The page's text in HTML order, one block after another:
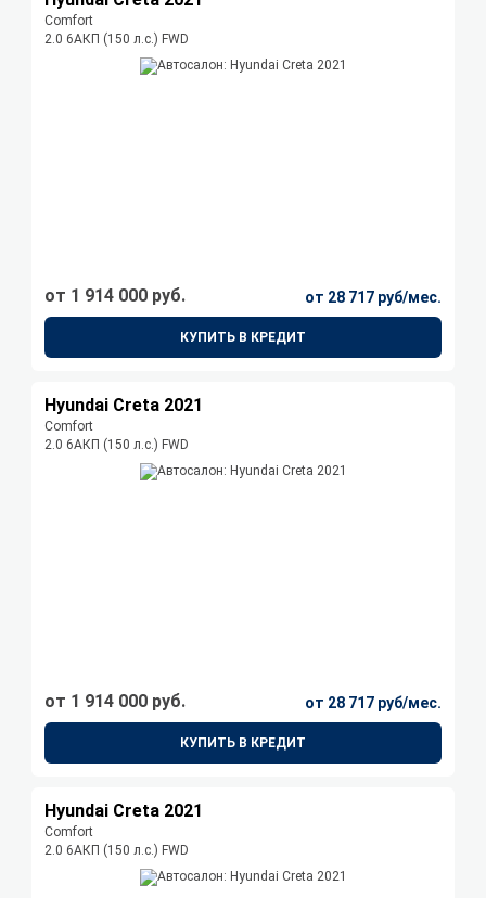
Comfort
2.0 6AКП (150 л.с.) FWD
от 1 914 000 руб. от 28 717 руб/мес.
КУПИТЬ В КРЕДИТ
Hyundai Creta 2021
Comfort
2.0 6AКП (150 л.с.) FWD
от 1 914 000 руб. от 28 717 руб/мес.
КУПИТЬ В КРЕДИТ
Hyundai Creta 2021
Comfort
2.0 6AКП (150 л.с.) FWD